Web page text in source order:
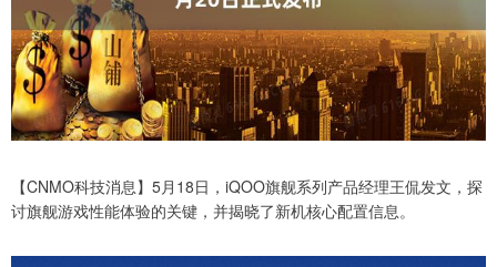
【CNMO科技消息】5月18日，iQOO旗舰系列产品经理王侃发文，探
讨旗舰游戏性能体验的关键，并揭晓了新机核心配置信息。